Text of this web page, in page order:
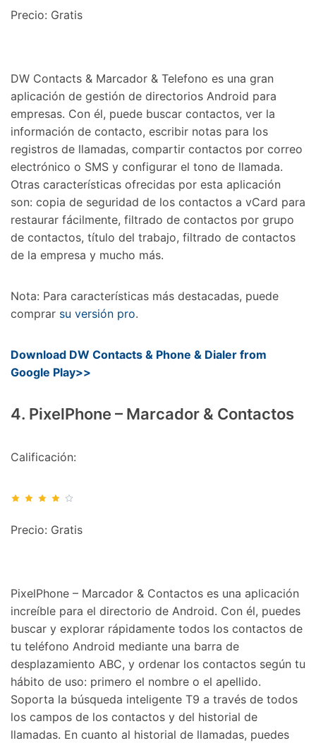
Precio: Gratis
DW Contacts & Marcador & Telefono es una gran
aplicación de gestión de directorios Android para
empresas. Con él, puede buscar contactos, ver la
información de contacto, escribir notas para los
registros de llamadas, compartir contactos por correo
electrónico o SMS y configurar el tono de llamada.
Otras características ofrecidas por esta aplicación
son: copia de seguridad de los contactos a vCard para
restaurar fácilmente, filtrado de contactos por grupo
de contactos, título del trabajo, filtrado de contactos
de la empresa y mucho más.
Nota: Para características más destacadas, puede
comprar su versión pro.
Download DW Contacts & Phone & Dialer from
Google Play>>
4. PixelPhone – Marcador & Contactos
Calificación:
Precio: Gratis
PixelPhone – Marcador & Contactos es una aplicación
increíble para el directorio de Android. Con él, puedes
buscar y explorar rápidamente todos los contactos de
tu teléfono Android mediante una barra de
desplazamiento ABC, y ordenar los contactos según tu
hábito de uso: primero el nombre o el apellido.
Soporta la búsqueda inteligente T9 a través de todos
los campos de los contactos y del historial de
llamadas. En cuanto al historial de llamadas, puedes